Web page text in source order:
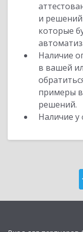
и
которые
Наличие
в вашей
примеры
решений.
Наличие